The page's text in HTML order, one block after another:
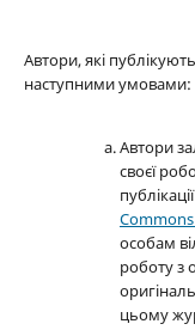
Автори, які
наступними умовами:
Автори
своєї
особам
роботу з
цьому